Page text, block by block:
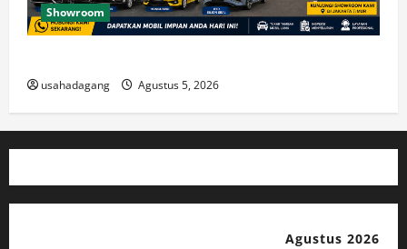
Showroom
usahadagang Agustus 5, 2026
Agustus 2026